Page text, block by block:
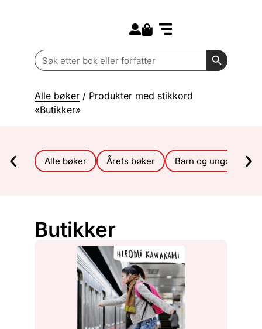
Search
for:
Search
Alle bøker / Produkter med stikkord
«Butikker»
Alle bøker Årets bøker Barn og ungdom
Butikker